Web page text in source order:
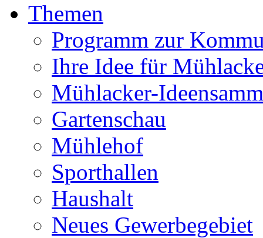
Themen
Programm zur
Ihre Idee für
Mühlacker-
Gartenschau
Mühlehof
Sporthallen
Haushalt
Neues Gewerbegebiet